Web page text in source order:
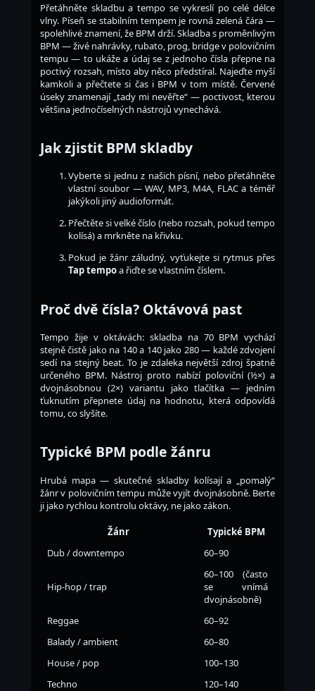
Přetáhněte skladbu a tempo se vykreslí po celé délce
vlny. Píseň se stabilním tempem je rovná zelená čára —
spolehlivé znamení, že BPM drží. Skladba s proměnlivým
BPM — živé nahrávky, rubato, prog, bridge v polovičním
tempu — to ukáže a údaj se z jednoho čísla přepne na
poctivý rozsah, místo aby něco předstíral. Najeďte myší
kamkoli a přečtete si čas i BPM v tom místě. Červené
úseky znamenají „tady mi nevěřte“ — poctivost, kterou
většina jednočíselných nástrojů vynechává.
Jak zjistit BPM skladby
Vyberte si jednu z našich písní, nebo přetáhněte
vlastní soubor — WAV, MP3, M4A, FLAC a téměř
jakýkoli jiný audioformát.
Přečtěte si velké číslo (nebo rozsah, pokud tempo
kolísá) a mrkněte na křivku.
Pokud je žánr záludný, vyťukejte si rytmus přes
Tap tempoa řiďte se vlastním číslem.
Proč dvě čísla? Oktávová past
Tempo žije v oktávách: skladba na 70 BPM vychází
stejně čistě jako na 140 a 140 jako 280 — každé zdvojení
sedí na stejný beat. To je zdaleka největší zdroj špatně
určeného BPM. Nástroj proto nabízí poloviční (½×) a
dvojnásobnou (2×) variantu jako tlačítka — jedním
ťuknutím přepnete údaj na hodnotu, která odpovídá
tomu, co slyšíte.
Typické BPM podle žánru
Hrubá mapa — skutečné skladby kolísají a „pomalý“
žánr v polovičním tempu může vyjít dvojnásobně. Berte
ji jako rychlou kontrolu oktávy, ne jako zákon.
Žánr
Typické BPM
Dub / downtempo
60–90
Hip-hop / trap
60–100 (často
se vnímá
dvojnásobně)
Reggae
60–92
Balady / ambient
60–80
House / pop
100–130
Techno
120–140